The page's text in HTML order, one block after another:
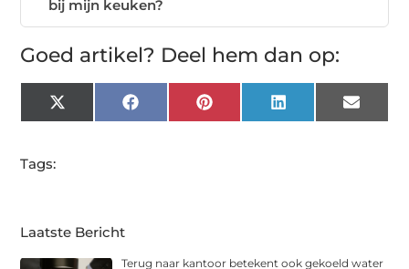
bij mijn keuken?
Goed artikel? Deel hem dan op:
X
(Twitter)
FacebookPinterest LinkedIn Email
Tags:
Laatste Bericht
Terug naar kantoor betekent ook gekoeld water